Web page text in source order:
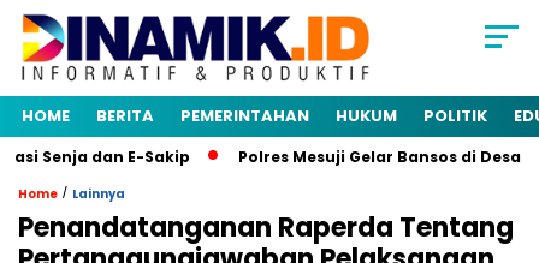
HOME BERITA PEMERINTAHAN HUKUM POLITIK
Senja dan E-Sakip Polres Mesuji Gelar Bansos di Desa
Home / Lainnya
Penandatanganan Raperda Tentang